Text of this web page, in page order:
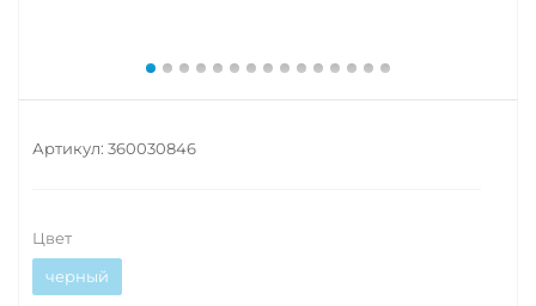
Артикул: 360030846
Цвет
черный